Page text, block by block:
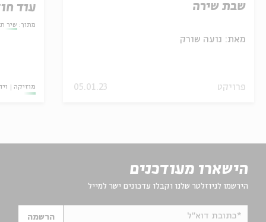
שבת שירה
מאת: נועה שורק
פרויקט 05.01.23
עוד
מתוך: שיר
מוזיקה
הישארו מעודכנים
הירשמו לניוזלטר שלנו וקבלו עדכונים ישר למייל
*כתובת דוא"ל הרשמה